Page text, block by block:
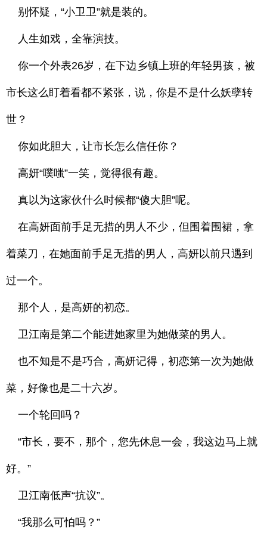
别怀疑，“小卫卫”就是装的。
人生如戏，全靠演技。
你一个外表26岁，在下边乡镇上班的年轻男孩，被
市长这么盯着看都不紧张，说，你是不是什么妖孽转
世？
你如此胆大，让市长怎么信任你？
高妍“噗嗤”一笑，觉得很有趣。
真以为这家伙什么时候都“傻大胆”呢。
在高妍面前手足无措的男人不少，但围着围裙，拿
着菜刀，在她面前手足无措的男人，高妍以前只遇到
过一个。
那个人，是高妍的初恋。
卫江南是第二个能进她家里为她做菜的男人。
也不知是不是巧合，高妍记得，初恋第一次为她做
菜，好像也是二十六岁。
一个轮回吗？
“市长，要不，那个，您先休息一会，我这边马上就
好。”
卫江南低声“抗议”。
“我那么可怕吗？”